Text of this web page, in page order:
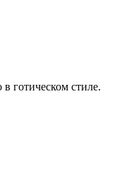
готическом стиле.